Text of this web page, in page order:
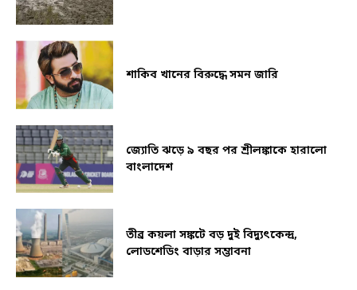
শাকিব খানের বিরুদ্ধে সমন জারি
জ্যোতি ঝড়ে ৯ বছর পর শ্রীলঙ্কাকে হারালো
বাংলাদেশ
তীব্র কয়লা সঙ্কটে বড় দুই বিদ্যুৎকেন্দ্র,
লোডশেডিং বাড়ার সম্ভাবনা